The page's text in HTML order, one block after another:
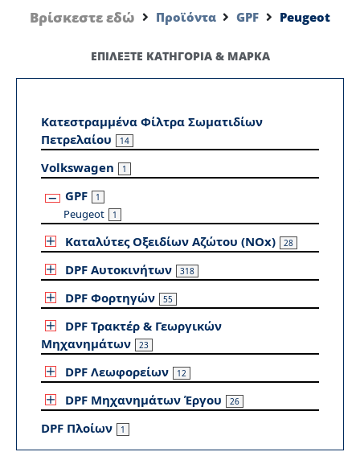
Βρίσκεστε εδώ Προϊόντα GPF Peugeot
ΕΠΙΛΕΞΤΕ ΚΑΤΗΓΟΡΙΑ & ΜΑΡΚΑ
Κατεστραμμένα Φίλτρα Σωματιδίων
Πετρελαίου
14
Volkswagen 1
GPF 1
Peugeot 1
Καταλύτες Οξειδίων Αζώτου (NOx) 28
DPF Αυτοκινήτων 318
DPF Φορτηγών 55
DPF Τρακτέρ & Γεωργικών
Μηχανημάτων
23
DPF Λεωφορείων 12
DPF Μηχανημάτων Έργου 26
DPF Πλοίων 1